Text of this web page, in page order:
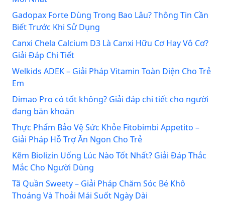
Gadopax Forte Dùng Trong Bao Lâu? Thông Tin Cần
Biết Trước Khi Sử Dụng
Canxi Chela Calcium D3 Là Canxi Hữu Cơ Hay Vô Cơ?
Giải Đáp Chi Tiết
Welkids ADEK – Giải Pháp Vitamin Toàn Diện Cho Trẻ
Em
Dimao Pro có tốt không? Giải đáp chi tiết cho người
đang băn khoăn
Thực Phẩm Bảo Vệ Sức Khỏe Fitobimbi Appetito –
Giải Pháp Hỗ Trợ Ăn Ngon Cho Trẻ
Kẽm Biolizin Uống Lúc Nào Tốt Nhất? Giải Đáp Thắc
Mắc Cho Người Dùng
Tã Quần Sweety – Giải Pháp Chăm Sóc Bé Khô
Thoáng Và Thoải Mái Suốt Ngày Dài